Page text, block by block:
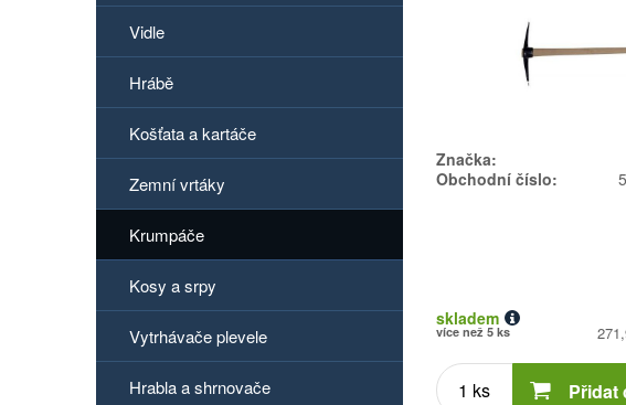
Značka:
Obchodní číslo:
skladem
více než 5 ks
Počet
kusů Přidat
Vidle
Hrábě
Košťata a kartáče
Zemní vrtáky
Krumpáče
Kosy a srpy
Vytrhávače plevele
Hrabla a shrnovače